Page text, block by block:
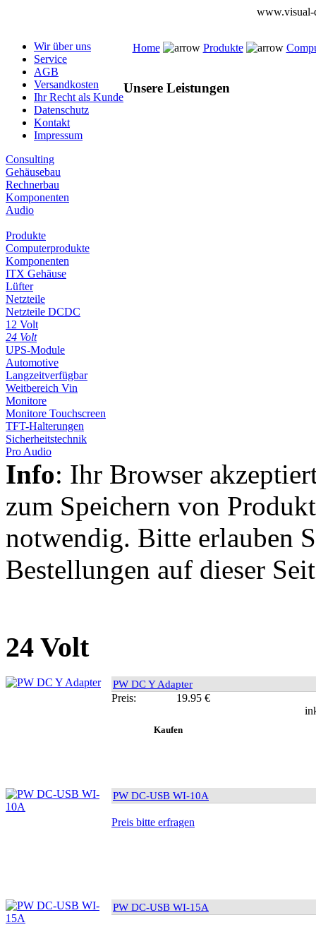
www.visual-
Wir über uns
Service
AGB
Versandkosten
Ihr Recht als Kunde
Datenschutz
Kontakt
Impressum
Home Produkte
Unsere Leistungen
Consulting
Gehäusebau
Rechnerbau
Komponenten
Audio
Produkte
Computerprodukte
Komponenten
ITX Gehäuse
Lüfter
Netzteile
Netzteile DCDC
12 Volt
24 Volt
UPS-Module
Automotive
Langzeitverfügbar
Weitbereich Vin
Monitore
Monitore Touchscreen
TFT-Halterungen
Sicherheitstechnik
Pro Audio
Info: Ihr Browser
zum Speichern von
notwendig. Bitte erlauben
Bestellungen auf dieser
24 Volt
PW DC Y Adapter
Preis:
19.95 €
PW DC-USB WI-10A
Preis bitte erfragen
PW DC-USB WI-15A